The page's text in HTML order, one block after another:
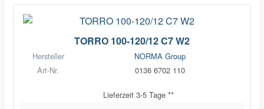
TORRO 100-120/12 C7 W2
Hersteller
NORMA Group
Art-Nr.
0136 6702 110
Lieferzeit 3-5 Tage **